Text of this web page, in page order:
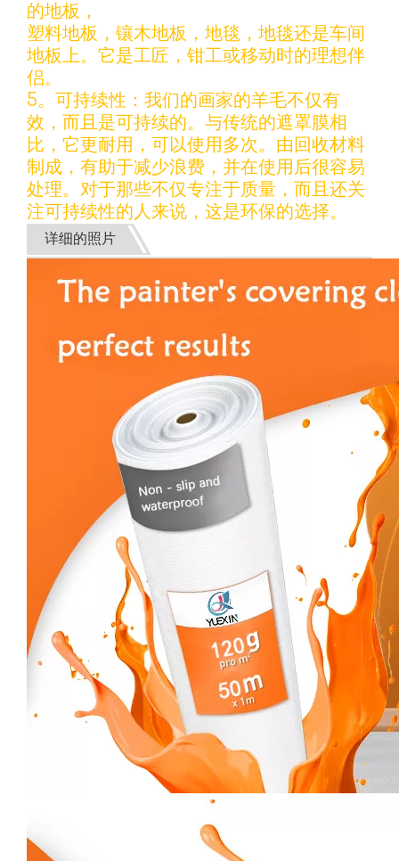
的地板，
塑料地板，镶木地板，地毯，地毯还是车间
地板上。它是工匠，钳工或移动时的理想伴
侣。
5。可持续性：我们的画家的羊毛不仅有
效，而且是可持续的。与传统的遮罩膜相
比，它更耐用，可以使用多次。由回收材料
制成，有助于减少浪费，并在使用后很容易
处理。对于那些不仅专注于质量，而且还关
注可持续性的人来说，这是环保的选择。
详细的照片